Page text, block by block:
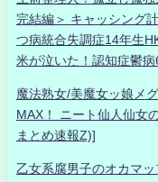
完結編＞ キャッシング
つ病統合失調症14年生
米が泣いた！認知症鬱
魔法熟女/美魔女ッ娘メ
MAX！ ニート仙人仙女
まとめ速報Z)]
乙女系腐男子のオカマ